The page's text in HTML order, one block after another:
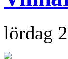
lördag